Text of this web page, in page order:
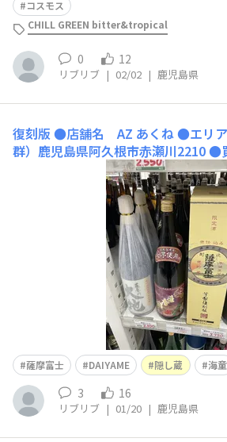
コスモス
CHILL GREEN bitter&tropical
0 12
リブリブ | 02/02 | 鹿児島県
復刻版 ●店舗名 AZ あくね ●エリ
群）鹿児島県阿久根市赤瀬川2210
士 DAIYAME 隠し蔵 海童 などな
ト 一升瓶、濵田酒造さんの棚と紙
してみたいです。 ●店舗のWebサイ
薩摩富士 DAIYAME 隠し蔵 海童
3 16
リブリブ | 01/20 | 鹿児島県